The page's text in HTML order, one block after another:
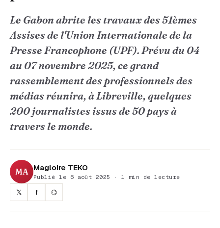
Le Gabon abrite les travaux des 51èmes
Assises de l'Union Internationale de la
Presse Francophone (UPF). Prévu du 04
au 07 novembre 2025, ce grand
rassemblement des professionnels des
médias réunira, à Libreville, quelques
200 journalistes issus de 50 pays à
travers le monde.
MA Magloire TEKO
Publié le 6 août 2025 · 1 min de lecture
𝕏 f ⌬